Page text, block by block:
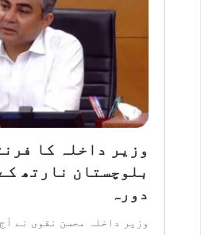
وزیر داخلہ کا
بلوچستان نارتھ
دورہ
وزیر داخلہ محسن نقوی نے